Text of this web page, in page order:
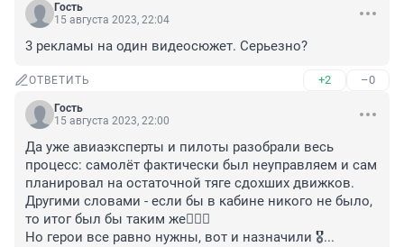
Гость
15 августа 2023, 22:04
3 рекламы на один видеосюжет. Серьезно?
ОТВЕТИТЬ +2 –0
Гость
15 августа 2023, 22:00
Да уже авиаэксперты и пилоты разобрали весь
процесс: самолёт фактически был неуправляем и сам
планировал на остаточной тяге сдохших движков.
Другими словами - если бы в кабине никого не было,
то итог был бы таким же🤷🏻‍♂️
Но герои все равно нужны, вот и назначили 🎖️...